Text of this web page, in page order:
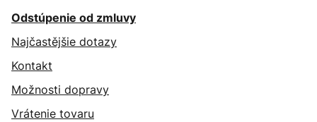
Odstúpenie od zmluvy
Najčastějšie dotazy
Kontakt
Možnosti dopravy
Vrátenie tovaru